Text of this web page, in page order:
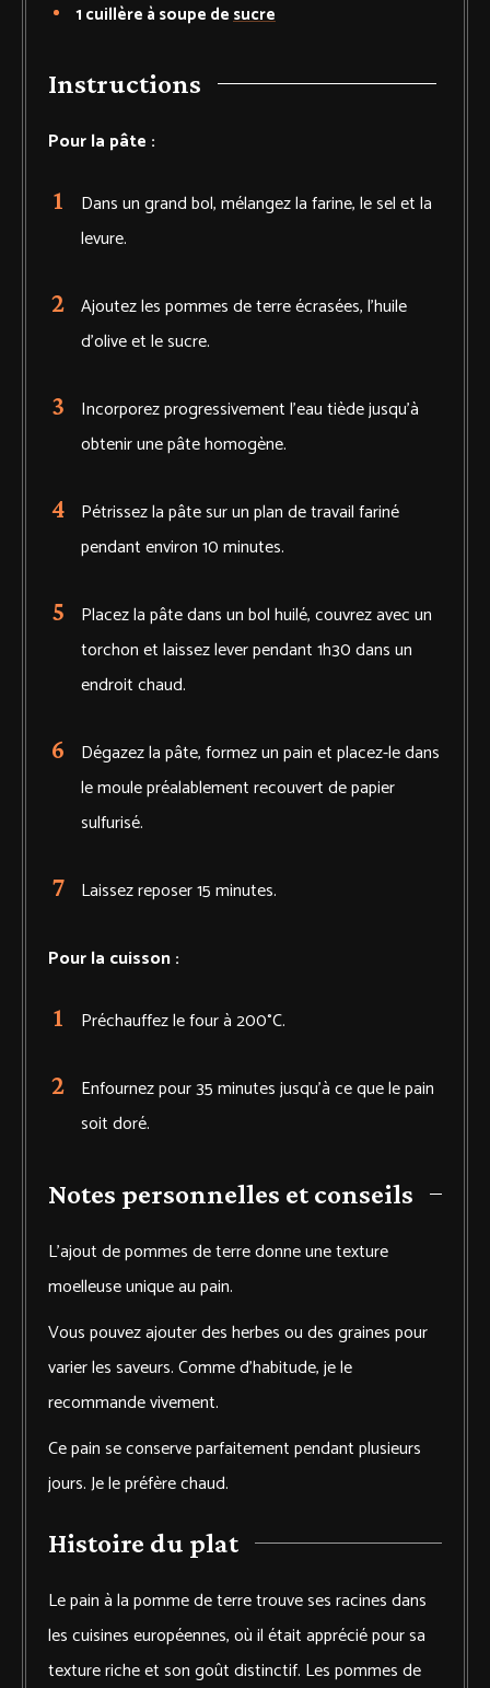
1 cuillère à soupe desucre
Instructions
Pour la pâte :
Dans un grand bol, mélangez la farine, le sel et la
levure.
Ajoutez les pommes de terre écrasées, l’huile
d’olive et le sucre.
Incorporez progressivement l’eau tiède jusqu’à
obtenir une pâte homogène.
Pétrissez la pâte sur un plan de travail fariné
pendant environ 10 minutes.
Placez la pâte dans un bol huilé, couvrez avec un
torchon et laissez lever pendant 1h30 dans un
endroit chaud.
Dégazez la pâte, formez un pain et placez-le dans
le moule préalablement recouvert de papier
sulfurisé.
Laissez reposer 15 minutes.
Pour la cuisson :
Préchauffez le four à 200°C.
Enfournez pour 35 minutes jusqu’à ce que le pain
soit doré.
Notes personnelles et conseils
L’ajout de pommes de terre donne une texture
moelleuse unique au pain.
Vous pouvez ajouter des herbes ou des graines pour
varier les saveurs. Comme d’habitude, je le
recommande vivement.
Ce pain se conserve parfaitement pendant plusieurs
jours. Je le préfère chaud.
Histoire du plat
Le pain à la pomme de terre trouve ses racines dans
les cuisines européennes, où il était apprécié pour sa
texture riche et son goût distinctif. Les pommes de